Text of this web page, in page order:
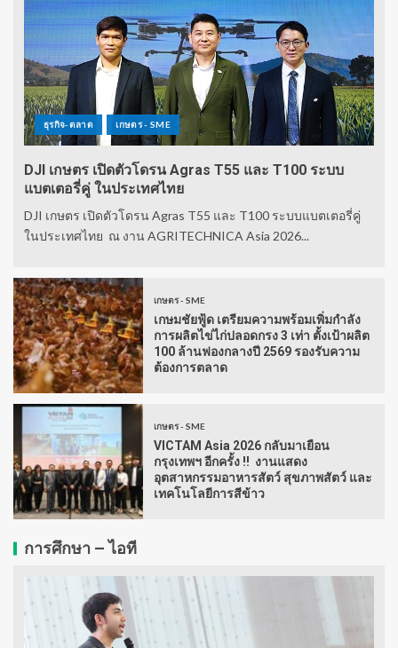
ธุรกิจ-ตลาด เกษตร - SME
DJI เกษตร เปิดตัวโดรน Agras T55 และ T100 ระบบ
แบตเตอรี่คู่ ในประเทศไทย
DJI เกษตร เปิดตัวโดรน Agras T55 และ T100 ระบบแบตเตอรี่คู่
ในประเทศไทย ณ งาน AGRITECHNICA Asia 2026...
เกษตร - SME
เกษมชัยฟู้ด เตรียมความพร้อมเพิ่มกำลัง
การผลิตไข่ไก่ปลอดกรง 3 เท่า ตั้งเป้าผลิต
100 ล้านฟองกลางปี 2569 รองรับความ
ต้องการตลาด
เกษตร - SME
VICTAM Asia 2026 กลับมาเยือน
กรุงเทพฯ อีกครั้ง !! งานแสดง
อุตสาหกรรมอาหารสัตว์ สุขภาพสัตว์ และ
เทคโนโลยีการสีข้าว
การศึกษา – ไอที